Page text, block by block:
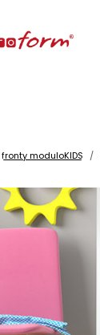
fronty moduloKIDS